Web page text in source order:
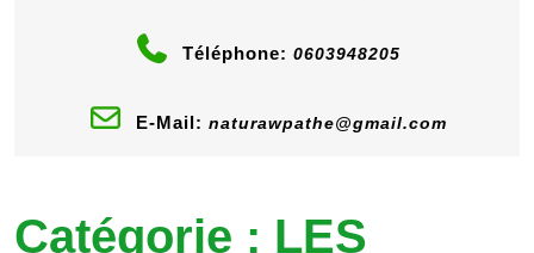
Téléphone: 0603948205
E-Mail: naturawpathe@gmail.com
Catégorie : LES